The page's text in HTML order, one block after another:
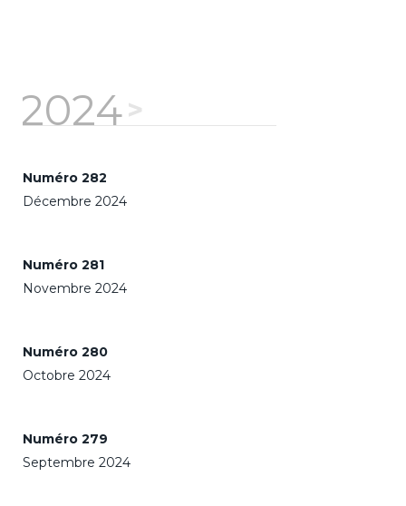
2024
Numéro 282
Décembre 2024
Numéro 281
Novembre 2024
Numéro 280
Octobre 2024
Numéro 279
Septembre 2024